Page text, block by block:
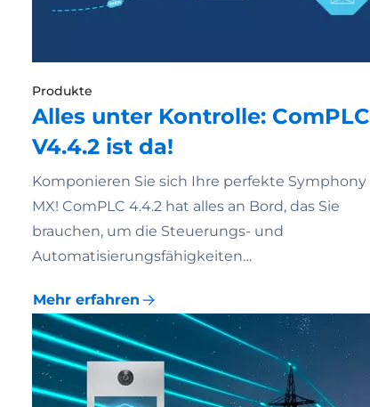
Produkte
Alles unter Kontrolle: ComPLC
V4.4.2 ist da!
Komponieren Sie sich Ihre perfekte Symphony
MX! ComPLC 4.4.2 hat alles an Bord, das Sie
brauchen, um die Steuerungs- und
Automatisierungsfähigkeiten…
Mehr erfahren